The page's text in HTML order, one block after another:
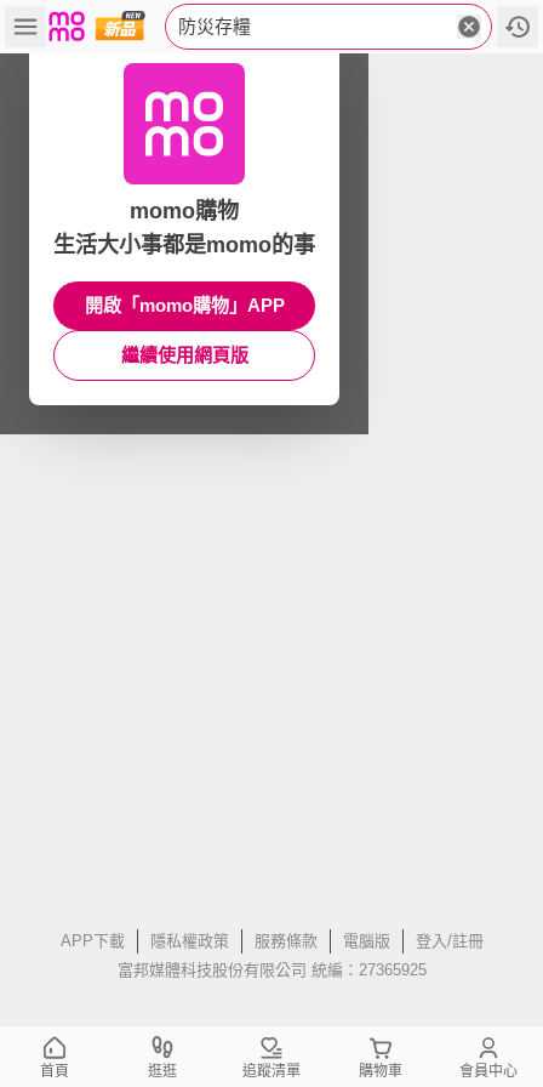
防災存糧
APP下載 隱私權政策 服務條款 電腦版
登入/註冊
富邦媒體科技股份有限公司 統編：27365925
momo購物
生活大小事都是momo的事
開啟「momo購物」APP
繼續使用網頁版
首頁 逛逛 追蹤清單 購物車 會員中心